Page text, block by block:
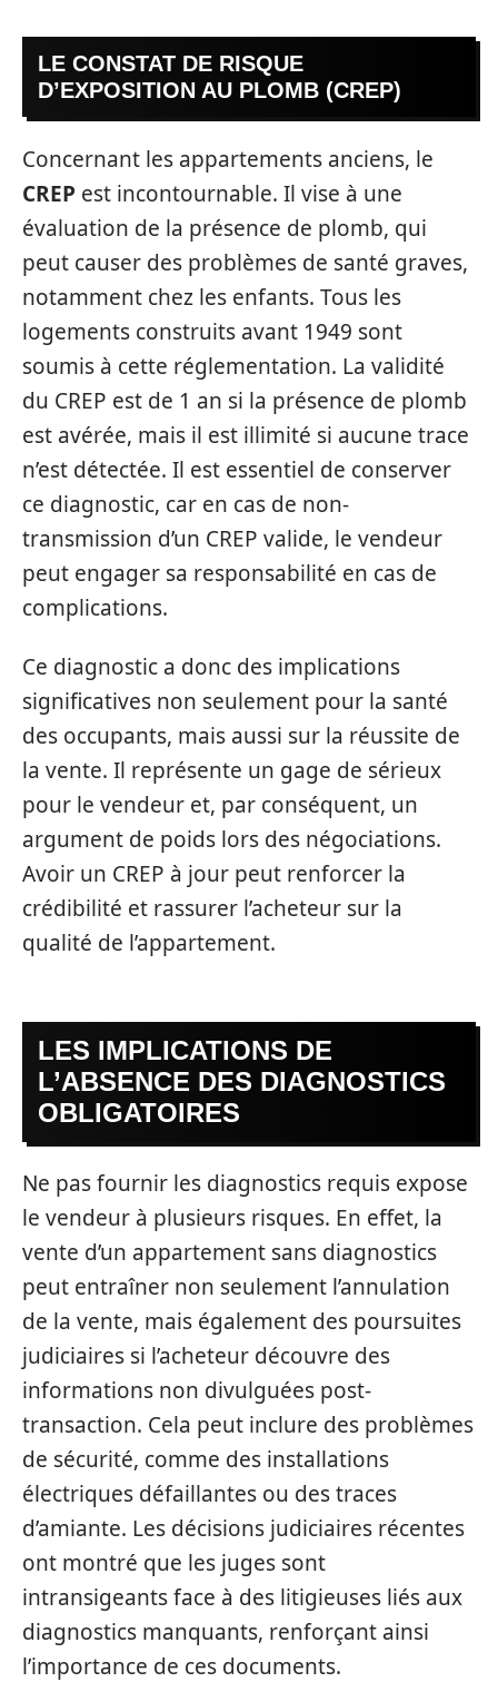
LE CONSTAT DE RISQUE
D’EXPOSITION AU PLOMB (CREP)
Concernant les appartements anciens, le
CREP est incontournable. Il vise à une
évaluation de la présence de plomb, qui
peut causer des problèmes de santé graves,
notamment chez les enfants. Tous les
logements construits avant 1949 sont
soumis à cette réglementation. La validité
du CREP est de 1 an si la présence de plomb
est avérée, mais il est illimité si aucune trace
n’est détectée. Il est essentiel de conserver
ce diagnostic, car en cas de non-
transmission d’un CREP valide, le vendeur
peut engager sa responsabilité en cas de
complications.
Ce diagnostic a donc des implications
significatives non seulement pour la santé
des occupants, mais aussi sur la réussite de
la vente. Il représente un gage de sérieux
pour le vendeur et, par conséquent, un
argument de poids lors des négociations.
Avoir un CREP à jour peut renforcer la
crédibilité et rassurer l’acheteur sur la
qualité de l’appartement.
LES IMPLICATIONS DE
L’ABSENCE DES DIAGNOSTICS
OBLIGATOIRES
Ne pas fournir les diagnostics requis expose
le vendeur à plusieurs risques. En effet, la
vente d’un appartement sans diagnostics
peut entraîner non seulement l’annulation
de la vente, mais également des poursuites
judiciaires si l’acheteur découvre des
informations non divulguées post-
transaction. Cela peut inclure des problèmes
de sécurité, comme des installations
électriques défaillantes ou des traces
d’amiante. Les décisions judiciaires récentes
ont montré que les juges sont
intransigeants face à des litigieuses liés aux
diagnostics manquants, renforçant ainsi
l’importance de ces documents.